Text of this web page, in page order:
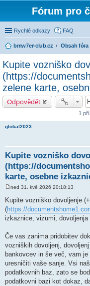
Fórum pro
Rychlé odkazy FAQ
bmw7er-club.cz Obsah fóra
Kupite vozniško
(https://
zelene karte,
Odpovědět
1
global2023
Kupite vozniško
(https://
karte, osebne
í
s
p
ě
k
ned 31. kvě 2026 20:18:13
Kupite vozniško dovoljenje
(https://
izkaznice, vizumi,
Če vas zanima pridobitev
vozniških dovoljenj,
bankovcev in še več, vam
uresničiti vaše sanje. Vsi
podatkovnih baz, zato se
podatkovni bazi kot dokaz,